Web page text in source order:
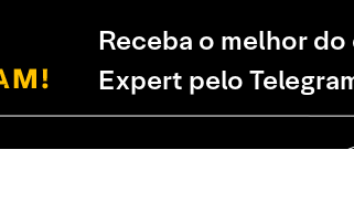
Receba o melhor
Expert pelo